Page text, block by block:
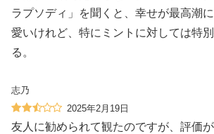
ラプソディ」を聞くと、幸せが最高潮
愛いけれど、特にミントに対しては特
る。
志乃
2025年2月19日
友人に勧められて観たのですが、評価